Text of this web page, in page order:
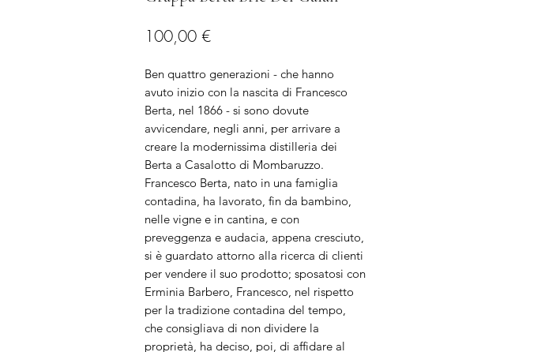
100,00 €Prezzo
Ben quattro generazioni - che hanno
avuto inizio con la nascita di Francesco
Berta, nel 1866 - si sono dovute
avvicendare, negli anni, per arrivare a
creare la modernissima distilleria dei
Berta a Casalotto di Mombaruzzo.
Francesco Berta, nato in una famiglia
contadina, ha lavorato, fin da bambino,
nelle vigne e in cantina, e con
preveggenza e audacia, appena cresciuto,
si è guardato attorno alla ricerca di clienti
per vendere il suo prodotto; sposatosi con
Erminia Barbero, Francesco, nel rispetto
per la tradizione contadina del tempo,
che consigliava di non dividere la
proprietà, ha deciso, poi, di affidare al